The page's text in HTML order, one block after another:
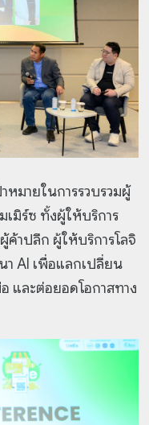
หมายในการรวบรวมผู้
มิร์ซ ทั้งผู้ให้บริการ
าปลีก ผู้ให้บริการโลจิ
AI เพื่อแลกเปลี่ยน
และต่อยอดโอกาสทาง